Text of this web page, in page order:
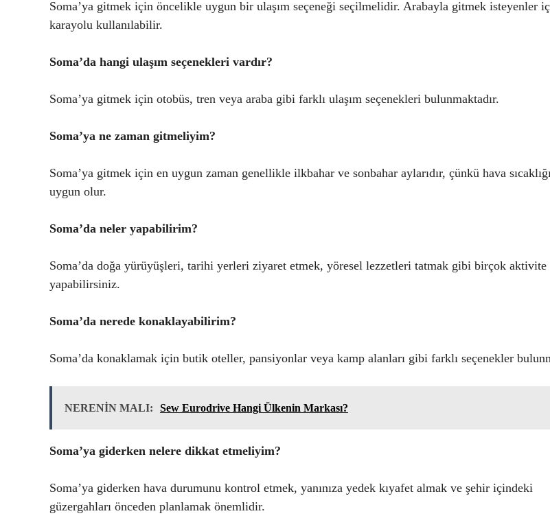
Soma’ya gitmek için öncelikle uygun bir ulaşım seçeneği seçilmelidir. Arabayla gitmek isteyenler
karayolu kullanılabilir.
Soma’da hangi ulaşım seçenekleri vardır?
Soma’ya gitmek için otobüs, tren veya araba gibi farklı ulaşım seçenekleri bulunmaktadır.
Soma’ya ne zaman gitmeliyim?
Soma’ya gitmek için en uygun zaman genellikle ilkbahar ve sonbahar aylarıdır, çünkü hava
uygun olur.
Soma’da neler yapabilirim?
Soma’da doğa yürüyüşleri, tarihi yerleri ziyaret etmek, yöresel lezzetleri tatmak gibi birçok aktivite
yapabilirsiniz.
Soma’da nerede konaklayabilirim?
Soma’da konaklamak için butik oteller, pansiyonlar veya kamp alanları gibi farklı seçenekler
NERENİN MALI: Sew Eurodrive Hangi Ülkenin Markası?
Soma’ya giderken nelere dikkat etmeliyim?
Soma’ya giderken hava durumunu kontrol etmek, yanınıza yedek kıyafet almak ve şehir içindeki
güzergahları önceden planlamak önemlidir.